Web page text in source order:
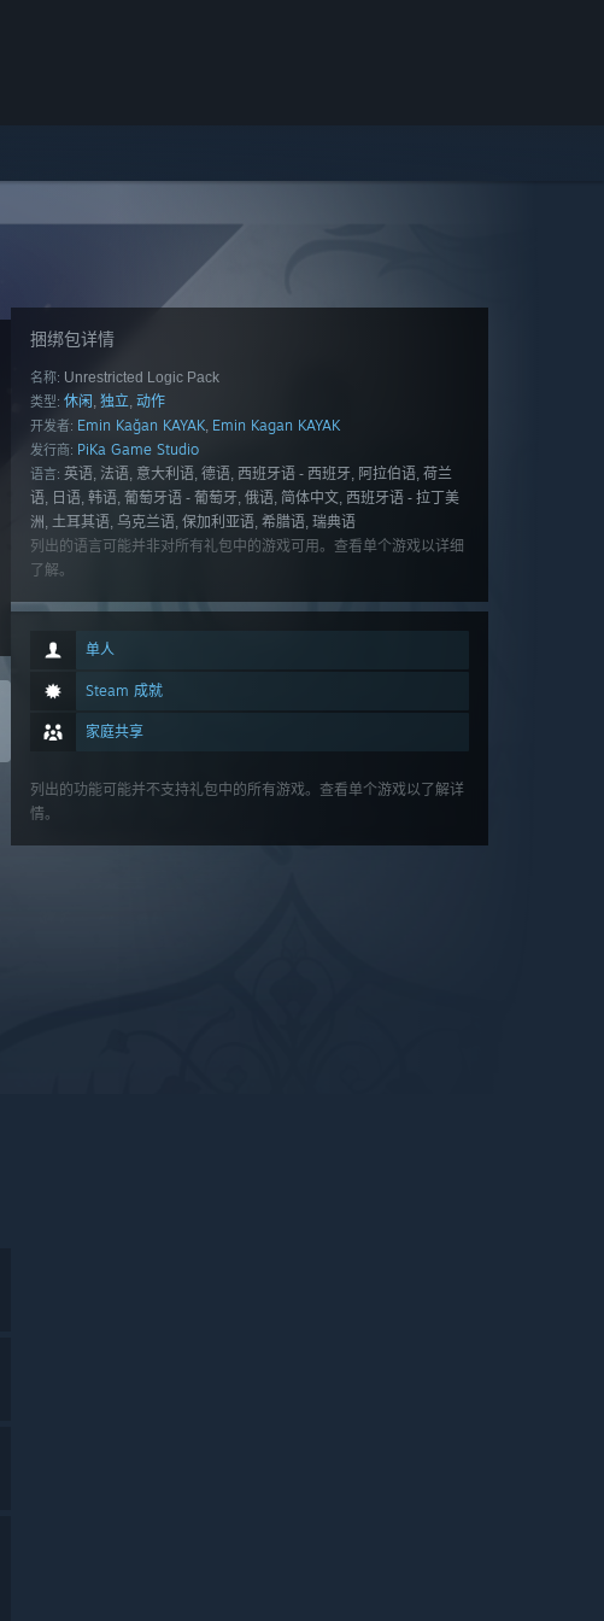
捆绑包详情
名称: Unrestricted Logic Pack
类型: 休闲 , 独立, 动作
开发者: Emin Kağan KAYAK, Emin Kagan KAYAK
发行商: PiKa Game Studio
语言: 英语, 法语, 意大利语, 德语, 西班牙语 - 西班牙, 阿拉伯语, 荷兰
语, 日语, 韩语, 葡萄牙语 - 葡萄牙, 俄语, 简体中文, 西班牙语 - 拉丁美
洲, 土耳其语, 乌克兰语, 保加利亚语, 希腊语, 瑞典语
列出的语言可能并非对所有礼包中的游戏可用。查看单个游戏以详细
了解。
单人
Steam 成就
家庭共享
列出的功能可能并不支持礼包中的所有游戏。查看单个游戏以了解详
情。